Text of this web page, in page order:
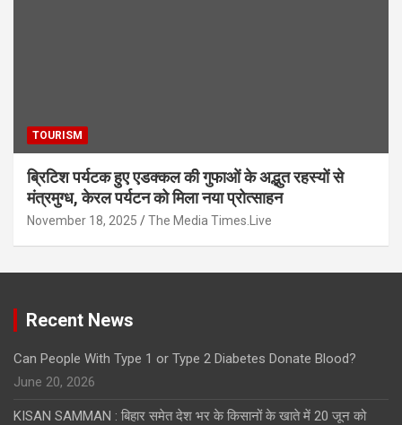
TOURISM
ब्रिटिश पर्यटक हुए एडक्कल की गुफाओं के अद्भुत रहस्यों से
मंत्रमुग्ध, केरल पर्यटन को मिला नया प्रोत्साहन
November 18, 2025 The Media Times.Live
Recent News
Can People With Type 1 or Type 2 Diabetes Donate Blood?
June 20, 2026
KISAN SAMMAN : बिहार समेत देश भर के किसानों के खाते में 20 जून को